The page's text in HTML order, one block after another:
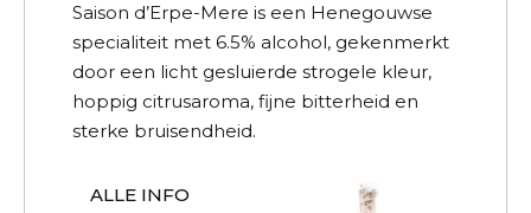
Saison d’Erpe-Mere is een Henegouwse
specialiteit met 6.5% alcohol, gekenmerkt
door een licht gesluierde strogele kleur,
hoppig citrusaroma, fijne bitterheid en
sterke bruisendheid.
ALLE INFO